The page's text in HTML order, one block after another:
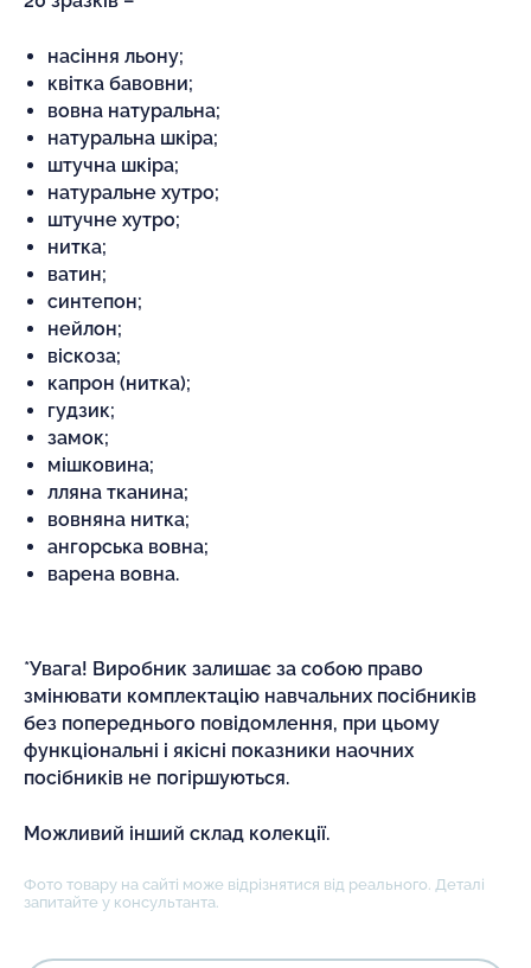
насіння льону;
квітка бавовни;
вовна натуральна;
натуральна шкіра;
штучна шкіра;
натуральне хутро;
штучне хутро;
нитка;
ватин;
синтепон;
нейлон;
віскоза;
капрон (нитка);
гудзик;
замок;
мішковина;
лляна тканина;
вовняна нитка;
ангорська вовна;
варена вовна.
*Увага! Виробник залишає за собою право
змінювати комплектацію навчальних посібників
без попереднього повідомлення, при цьому
функціональні і якісні показники наочних
посібників не погіршуються.
Можливий інший склад колекції.
Фото товару на сайті може відрізнятися від реального. Деталі
запитайте у консультанта.